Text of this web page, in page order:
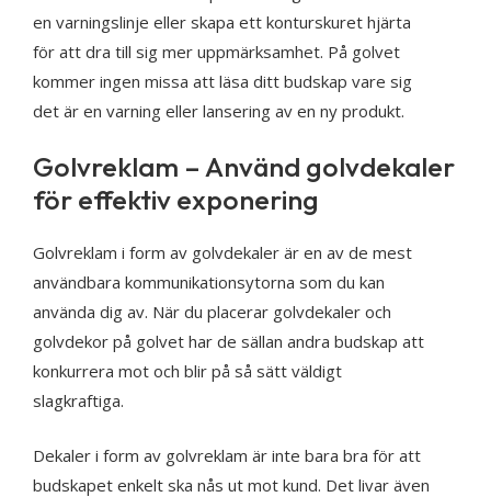
en varningslinje eller skapa ett konturskuret hjärta
för att dra till sig mer uppmärksamhet. På golvet
kommer ingen missa att läsa ditt budskap vare sig
det är en varning eller lansering av en ny produkt.
Golvreklam – Använd golvdekaler
för effektiv exponering
Golvreklam i form av golvdekaler är en av de mest
användbara kommunikationsytorna som du kan
använda dig av. När du placerar golvdekaler och
golvdekor på golvet har de sällan andra budskap att
konkurrera mot och blir på så sätt väldigt
slagkraftiga.
Dekaler i form av golvreklam är inte bara bra för att
budskapet enkelt ska nås ut mot kund. Det livar även